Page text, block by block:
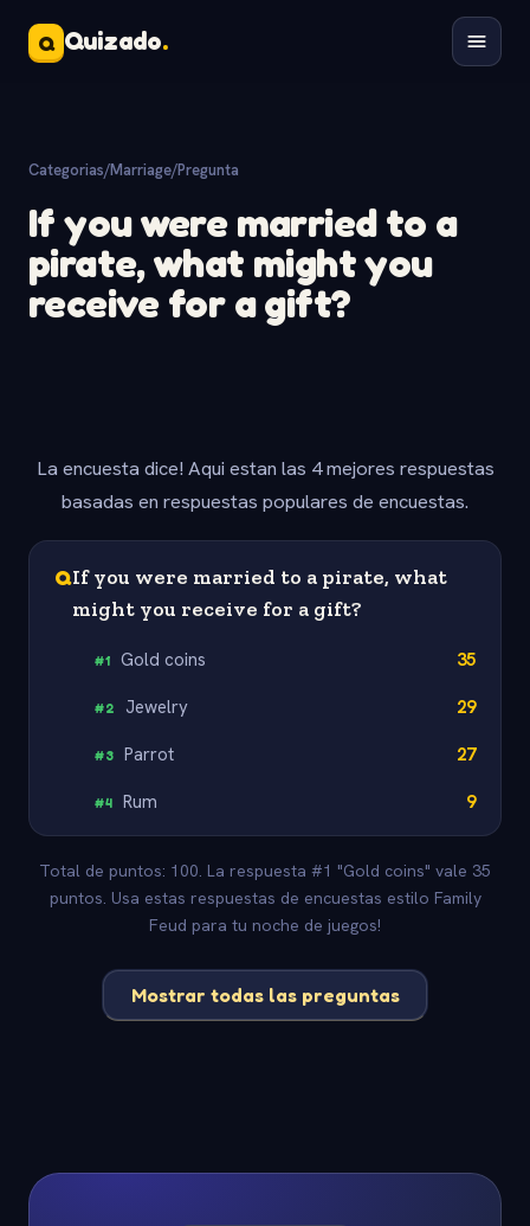
Q Quizado.
Categorias/Marriage/Pregunta
If you were married to a
pirate, what might you
receive for a gift?
La encuesta dice! Aqui estan las 4 mejores respuestas
basadas en respuestas populares de encuestas.
QIf you were married to a pirate, what
might you receive for a gift?
#1 Gold coins 35
#2 Jewelry 29
#3 Parrot 27
#4 Rum 9
Total de puntos: 100. La respuesta #1 "Gold coins" vale 35
puntos. Usa estas respuestas de encuestas estilo Family
Feud para tu noche de juegos!
Mostrar todas las preguntas